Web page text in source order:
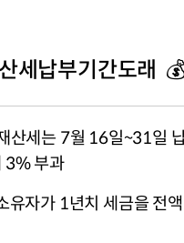
세납부기간도래
산세는 7월 16일~31일
3% 부과
유자가 1년치 세금을 전